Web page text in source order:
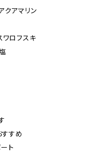
クアマリン
ワロフスキ
すめ
ト